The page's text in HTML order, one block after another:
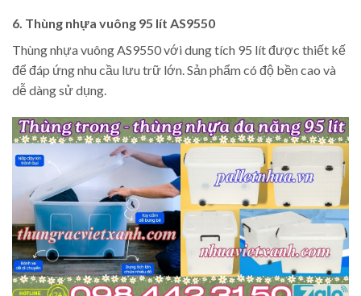
6. Thùng nhựa vuông 95 lít AS9550
Thùng nhựa vuông AS9550 với dung tích 95 lít được thiết kế
để đáp ứng nhu cầu lưu trữ lớn. Sản phẩm có độ bền cao và
dễ dàng sử dụng.